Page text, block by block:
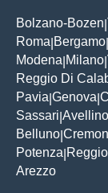
Bolzano-Bozen
Roma Bergamo
Modena Milano
Reggio Di
Pavia Genova
Sassari Avellino
Belluno
Potenza
Arezzo